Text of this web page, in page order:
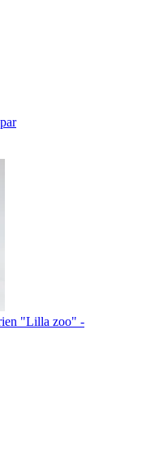
"Lilla zoo" -